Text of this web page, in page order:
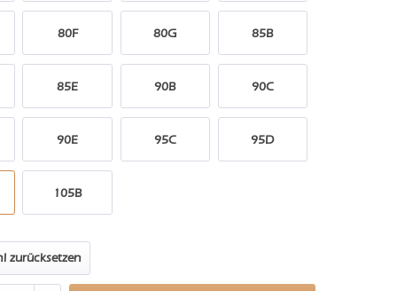
80F 80G 85B
85E 90B 90C
90E 95C 95D
105B
zurücksetzen